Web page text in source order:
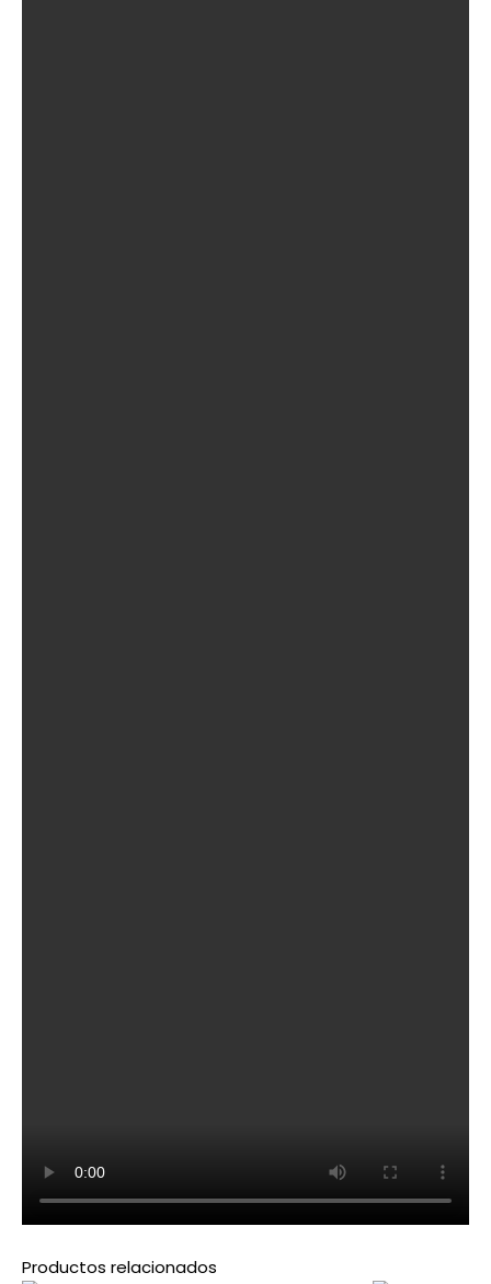
Productos relacionados